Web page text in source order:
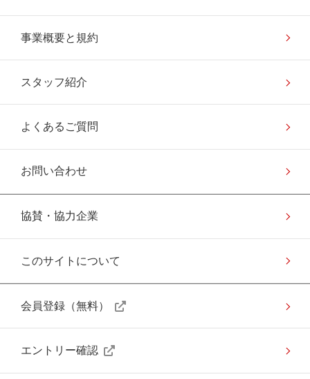
事業概要と規約
スタッフ紹介
よくあるご質問
お問い合わせ
協賛・協力企業
このサイトについて
会員登録（無料）
エントリー確認